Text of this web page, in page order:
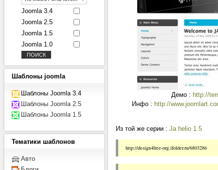
Демо : http://
Инфо : http://
Из той же серии : Ja helio 1.5
http://design4free-org.ifolder.ru/6803286
Joomla 3.4
Joomla 2.5
Joomla 1.5
Joomla 1.0
Шаблоны joomla
Шаблоны Joomla 3.4
Шаблоны Joomla 2.5
Шаблоны Joomla 1.5
Тематики шаблонов
Авто